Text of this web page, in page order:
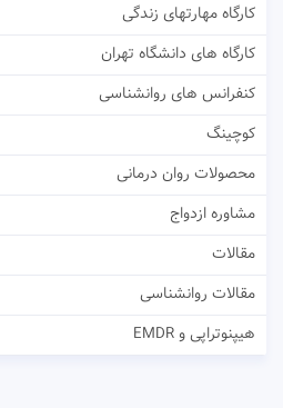
کارگاه مهارتهای زندگی
کارگاه های دانشگاه تهران
کنفرانس های روانشناسی
کوچینگ
محصولات روان درمانی
مشاوره ازدواج
مقالات
مقالات روانشناسی
هیپنوتراپی و EMDR